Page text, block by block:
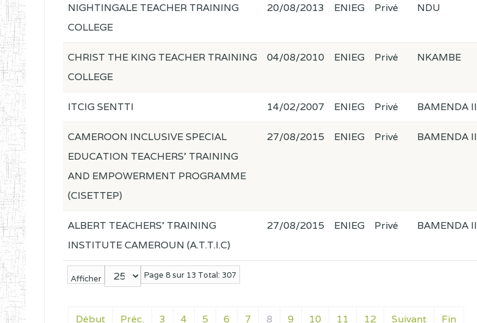
Afficher Page 8 sur 13 Total: 307
Début Préc. 3 4 5 6 7 8 9 10 11 12 Suivant Fin
NIGHTINGALE TEACHER TRAINING
COLLEGE
20/08/2013 ENIEG Privé NDU
CHRIST THE KING TEACHER TRAINING
COLLEGE
04/08/2010 ENIEG Privé NKAMBE
ITCIG SENTTI 14/02/2007 ENIEG Privé BAMENDA II
CAMEROON INCLUSIVE SPECIAL
EDUCATION TEACHERS' TRAINING
AND EMPOWERMENT PROGRAMME
(CISETTEP)
27/08/2015 ENIEG Privé BAMENDA II
ALBERT TEACHERS' TRAINING
INSTITUTE CAMEROUN (A.T.T.I.C)
27/08/2015 ENIEG Privé BAMENDA II